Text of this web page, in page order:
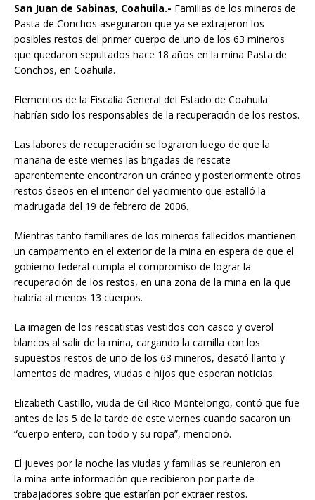
San Juan de Sabinas, Coahuila.- Familias de los mineros de
Pasta de Conchos aseguraron que ya se extrajeron los
posibles restos del primer cuerpo de uno de los 63 mineros
que quedaron sepultados hace 18 años en la mina Pasta de
Conchos, en Coahuila.
Elementos de la Fiscalía General del Estado de Coahuila
habrían sido los responsables de la recuperación de los restos.
Las labores de recuperación se lograron luego de que la
mañana de este viernes las brigadas de rescate
aparentemente encontraron un cráneo y posteriormente otros
restos óseos en el interior del yacimiento que estalló la
madrugada del 19 de febrero de 2006.
Mientras tanto familiares de los mineros fallecidos mantienen
un campamento en el exterior de la mina en espera de que el
gobierno federal cumpla el compromiso de lograr la
recuperación de los restos, en una zona de la mina en la que
habría al menos 13 cuerpos.
La imagen de los rescatistas vestidos con casco y overol
blancos al salir de la mina, cargando la camilla con los
supuestos restos de uno de los 63 mineros, desató llanto y
lamentos de madres, viudas e hijos que esperan noticias.
Elizabeth Castillo, viuda de Gil Rico Montelongo, contó que fue
antes de las 5 de la tarde de este viernes cuando sacaron un
“cuerpo entero, con todo y su ropa”, mencionó.
El jueves por la noche las viudas y familias se reunieron en
la mina ante información que recibieron por parte de
trabajadores sobre que estarían por extraer restos.